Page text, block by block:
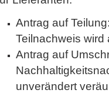
Antrag auf
Teilnachweis wird
Antrag auf
unverändert